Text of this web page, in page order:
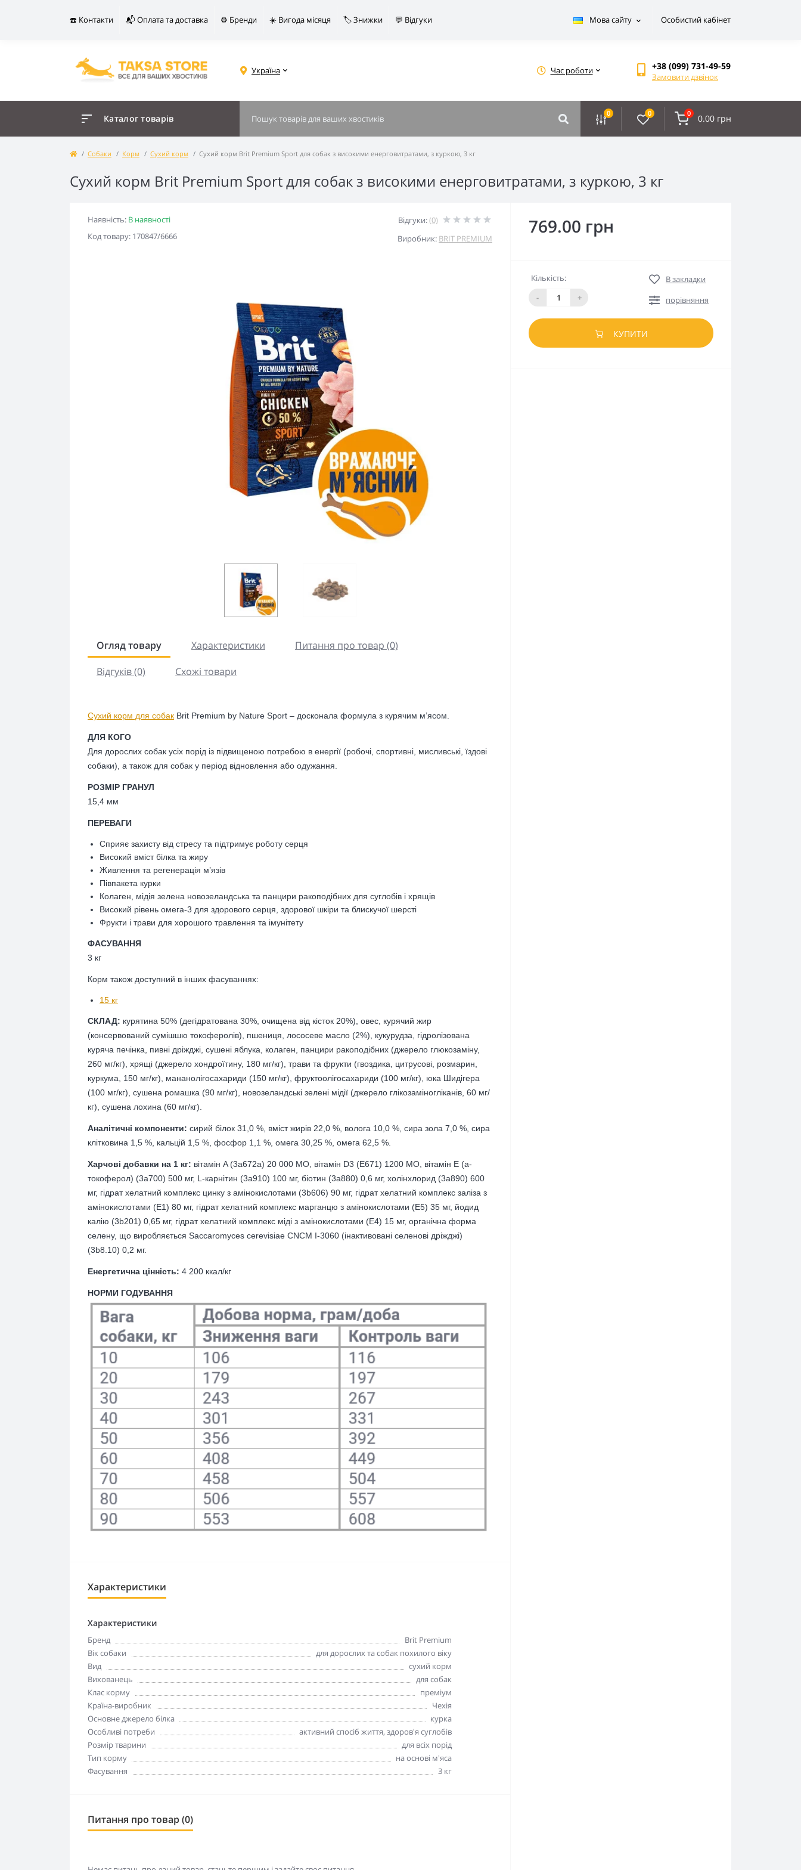
☎️ Контакти 📬 Оплата та доставка ⚙️ Бренди ☀️ Вигода місяця 🏷️ Знижки 💬 Відгуки Мова сайту Особистий кабінет
Україна Час роботи +38 (099) 731-49-59
Замовити дзвінок
Каталог товарів 0 0 0 0.00 грн
Собаки Корм Сухий корм Сухий корм Brit Premium Sport для собак з високими енерговитратами, з куркою, 3 кг
Сухий корм Brit Premium Sport для собак з високими енерговитратами, з куркою, 3 кг
Наявність: В наявності
Код товару: 170847/6666
Відгуки:(0)
Виробник: BRIT PREMIUM
Огляд товару Характеристики
Питання про товар (0)
Відгуків (0)
Схожі товари
Сухий корм для собак Brit Premium by Nature Sport – досконала формула з курячим м’ясом.
ДЛЯ КОГО
Для дорослих собак усіх порід із підвищеною потребою в енергії (робочі, спортивні, мисливські, їздові
собаки), а також для собак у період відновлення або одужання.
РОЗМІР ГРАНУЛ
15,4 мм
ПЕРЕВАГИ
Сприяє захисту від стресу та підтримує роботу серця
Високий вміст білка та жиру
Живлення та регенерація м’язів
Півпакета курки
Колаген, мідія зелена новозеландська та панцири ракоподібних для суглобів і хрящів
Високий рівень омега-3 для здорового серця, здорової шкіри та блискучої шерсті
Фрукти і трави для хорошого травлення та імунітету
ФАСУВАННЯ
3 кг
Корм також доступний в інших фасуваннях:
15 кг
СКЛАД: курятина 50% (дегідратована 30%, очищена від кісток 20%), овес, курячий жир
(консервований сумішшю токоферолів), пшениця, лососеве масло (2%), кукурудза, гідролізована
куряча печінка, пивні дріжджі, сушені яблука, колаген, панцири ракоподібних (джерело глюкозаміну,
260 мг/кг), хрящі (джерело хондроїтину, 180 мг/кг), трави та фрукти (гвоздика, цитрусові, розмарин,
куркума, 150 мг/кг), мананолігосахариди (150 мг/кг), фруктоолігосахариди (100 мг/кг), юка Шидігера
(100 мг/кг), сушена ромашка (90 мг/кг), новозеландські зелені мідії (джерело глікозаміногліканів, 60 мг/
кг), сушена лохина (60 мг/кг).
Аналітичні компоненти: сирий білок 31,0 %, вміст жирів 22,0 %, волога 10,0 %, сира зола 7,0 %, сира
клітковина 1,5 %, кальцій 1,5 %, фосфор 1,1 %, омега 30,25 %, омега 62,5 %.
Харчові добавки на 1 кг: вітамін A (3a672a) 20 000 МО, вітамін D3 (E671) 1200 МО, вітамін E (a-
токоферол) (3a700) 500 мг, L-карнітин (3a910) 100 мг, біотин (3a880) 0,6 мг, холінхлорид (3a890) 600
мг, гідрат хелатний комплекс цинку з амінокислотами (3b606) 90 мг, гідрат хелатний комплекс заліза з
амінокислотами (Е1) 80 мг, гідрат хелатний комплекс марганцю з амінокислотами (Е5) 35 мг, йодид
калію (3b201) 0,65 мг, гідрат хелатний комплекс міді з амінокислотами (Е4) 15 мг, органічна форма
селену, що виробляється Saccaromyces cerevisiae CNCM I-3060 (інактивовані селенові дріжджі)
(3b8.10) 0,2 мг.
Енергетична цінність: 4 200 ккал/кг
НОРМИ ГОДУВАННЯ
Характеристики
Характеристики
Бренд
Brit Premium
Вік собаки
для дорослих та собак похилого віку
Вид
сухий корм
Вихованець
для собак
Клас корму
преміум
Країна-виробник
Чехія
Основне джерело білка
курка
Особливі потреби
активний спосіб життя, здоров'я суглобів
Розмір тварини
для всіх порід
Тип корму
на основі м'яса
Фасування
3 кг
Питання про товар (0)
769.00 грн
Кількість:
-
+
В закладки
порівняння
КУПИТИ